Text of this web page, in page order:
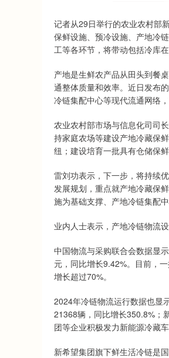
记者从29日举行的农业农村部
保鲜设施、预冷设施、产地冷
工等各环节，将带动包括冷库
产地是生鲜农产品从田头到餐
通整体质量和效率。近日发布
冷链集配中心等现代流通网络
农业农村部市场与信息化司司
持家庭农场等建设产地冷藏保
纽；建设培育一批具有仓储保
雷刘功表示，下一步，将持续
发展规划，重点就产地冷藏保
施为基础支撑、产地冷链集配
业内人士表示，产地冷链物流
中国物流与采购联合会数据显
元，同比增长9.42%。目前，
增长超过70%。
2024年冷链物流运行数据也显
21368辆，同比增长350.8%；
团等企业积极发力新能源冷藏
新希望集团旗下鲜生活冷链是